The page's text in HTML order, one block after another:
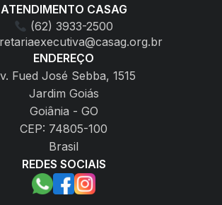
ATENDIMENTO CASAG
(62) 3933-2500
ENDEREÇO
Fued José Sebba, 1515
Jardim Goiás
Goiânia - GO
CEP: 74805-100
Brasil
REDES SOCIAIS